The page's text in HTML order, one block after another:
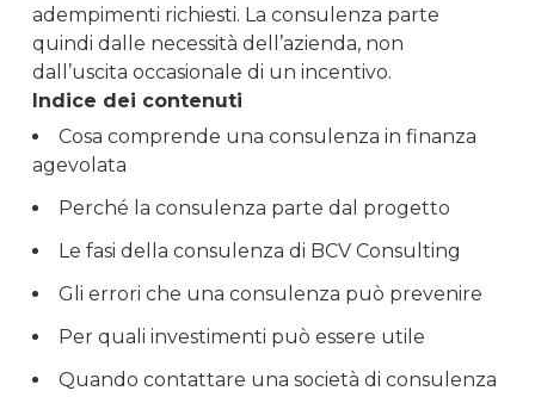
adempimenti richiesti. La consulenza parte
quindi dalle necessità dell’azienda, non
dall’uscita occasionale di un incentivo.
Indice dei contenuti
Cosa comprende una consulenza in finanza
agevolata
Perché la consulenza parte dal progetto
Le fasi della consulenza di BCV Consulting
Gli errori che una consulenza può prevenire
Per quali investimenti può essere utile
Quando contattare una società di consulenza